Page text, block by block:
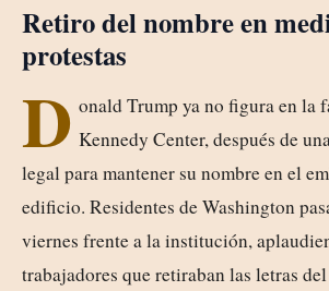
Retiro del nombre en
protestas
D onald Trump ya no figura en la
Kennedy Center, después de
legal para mantener su nombre en el
edificio. Residentes de Washington
viernes frente a la institución,
trabajadores que retiraban las letras